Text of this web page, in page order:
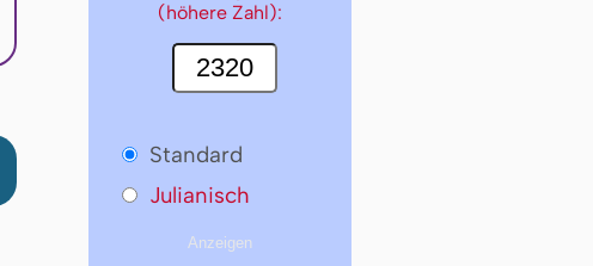
(höhere Zahl):
Standard
Julianisch